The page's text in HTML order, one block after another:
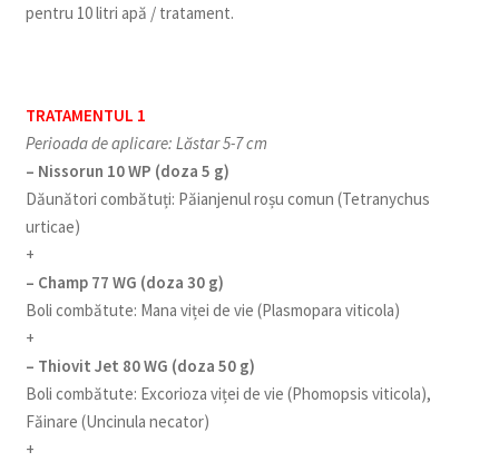
pentru 10 litri apă / tratament.
TRATAMENTUL 1
Perioada de aplicare: Lăstar 5-7 cm
– Nissorun 10 WP (doza 5 g)
Dăunători combătuți: Păianjenul roșu comun (Tetranychus
urticae)
+
– Champ 77 WG (doza 30 g)
Boli combătute: Mana viței de vie (Plasmopara viticola)
+
– Thiovit Jet 80 WG (doza 50 g)
Boli combătute: Excorioza viței de vie (Phomopsis viticola),
Făinare (Uncinula necator)
+